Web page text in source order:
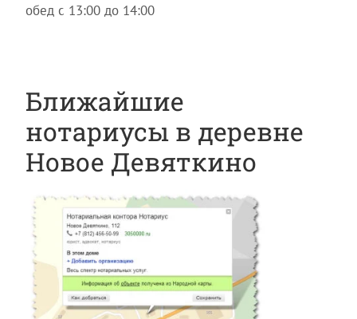
обед с 13:00 до 14:00
Ближайшие
нотариусы в деревне
Новое Девяткино